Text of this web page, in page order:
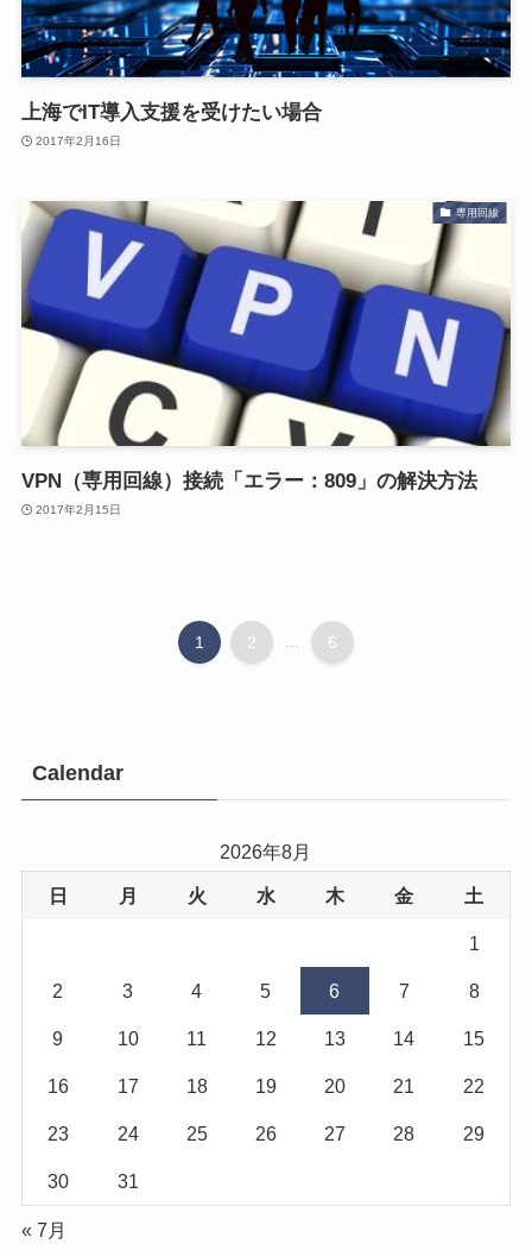
上海でIT導入支援を受けたい場合
2017年2月16日
専用回線
VPN（専用回線）接続「エラー：809」の解決方法
2017年2月15日
1 2 ... 6
Calendar
2026年8月
日 月 火 水 木 金 土
1
2 3 4 5 6 7 8
9 10 11 12 13 14 15
16 17 18 19 20 21 22
23 24 25 26 27 28 29
30 31
« 7月